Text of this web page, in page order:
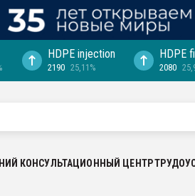
HDPE injection
2190 25,11%
HDPE
2080
КОНСУЛЬТАЦИОННЫЙ ЦЕНТР